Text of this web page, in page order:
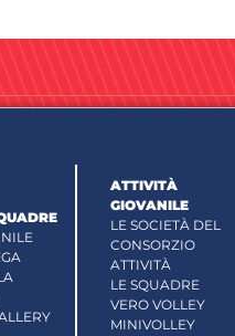
ATTIVITÀ
GIOVANILE
LE SOCIETÀ DEL
CONSORZIO
ATTIVITÀ
LE SQUADRE
VERO VOLLEY
MINIVOLLEY